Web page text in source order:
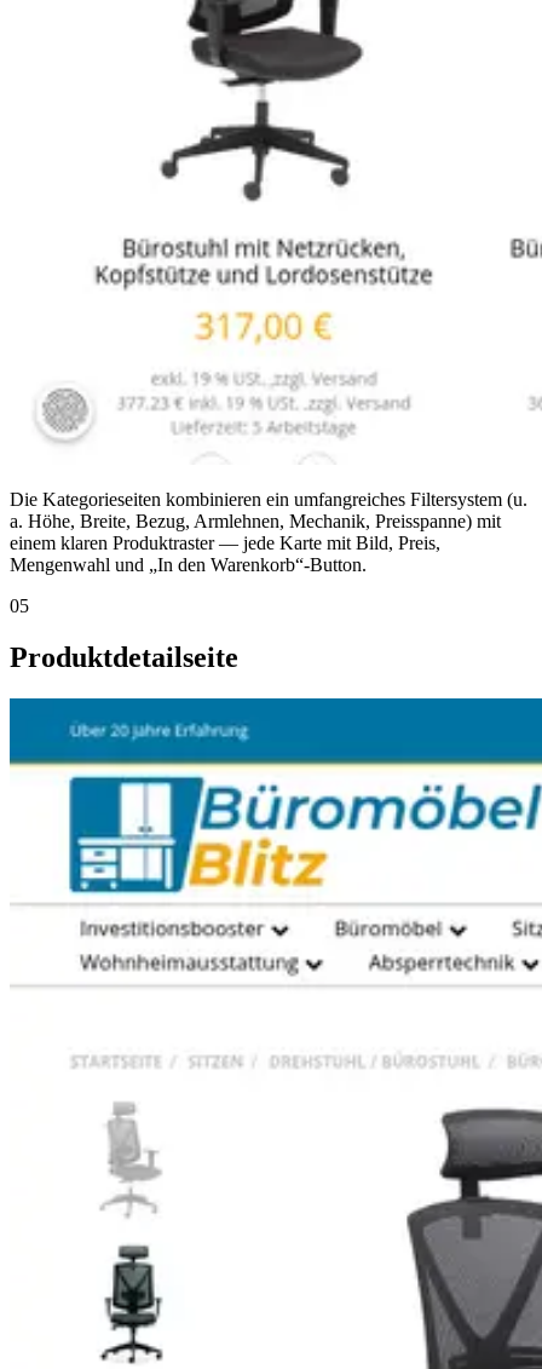
Die Kategorieseiten kombinieren ein umfangreiches Filtersystem (u.
a. Höhe, Breite, Bezug, Armlehnen, Mechanik, Preisspanne) mit
einem klaren Produktraster — jede Karte mit Bild, Preis,
Mengenwahl und „In den Warenkorb“-Button.
05
Produktdetailseite